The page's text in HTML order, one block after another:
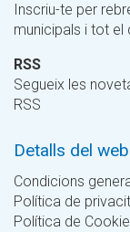
Inscriu-te per
municipals i tot el
RSS
Segueix les
RSS
Detalls del web
Condicions
Política de
Política de